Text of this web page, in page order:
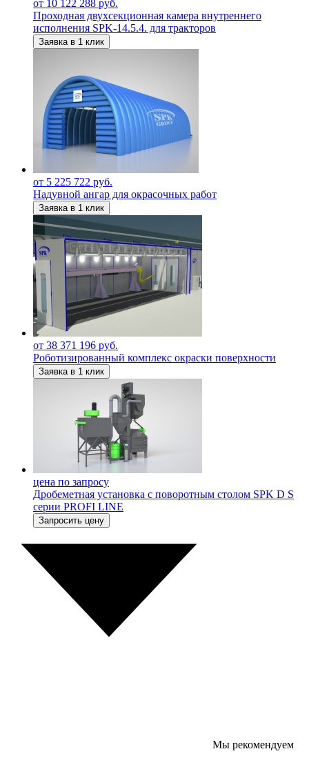
от 10 122 288 руб.
Проходная двухсекционная камера внутреннего
исполнения SPK-14.5.4. для тракторов
Заявка в 1 клик
от 5 225 722 руб.
Надувной ангар для окрасочных работ
Заявка в 1 клик
от 38 371 196 руб.
Роботизированный комплекс окраски поверхности
Заявка в 1 клик
цена по запросу
Дробеметная установка с поворотным столом SPK D S
серии PROFI LINE
Запросить цену
Мы рекомендуем